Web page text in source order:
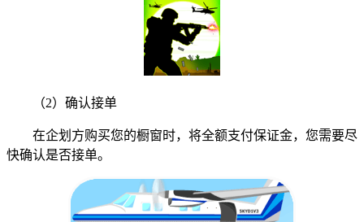
（2）确认接单
在企划方购买您的橱窗时，将全额支付保证金，您需要尽
快确认是否接单。